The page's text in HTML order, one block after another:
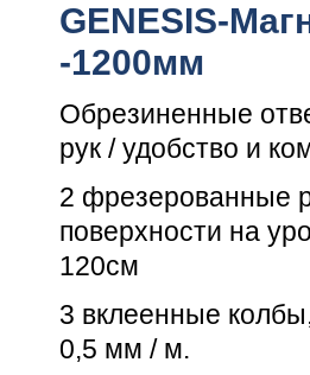
GENESIS-
-1200мм
Обрезиненные
рук / удобство и
2 фрезерованные
поверхности на
120см
3 вклеенные
0,5 мм / м.